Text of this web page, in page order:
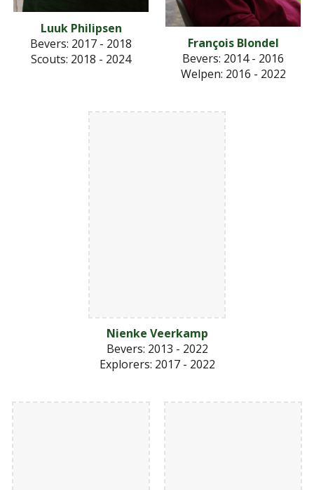
Luuk Philipsen
Bevers: 2017 - 2018
Scouts: 2018 - 2024
François Blondel
Bevers: 2014 - 2016
Welpen: 2016 - 2022
Nienke Veerkamp
Bevers: 2013 - 2022
Explorers: 2017 - 2022